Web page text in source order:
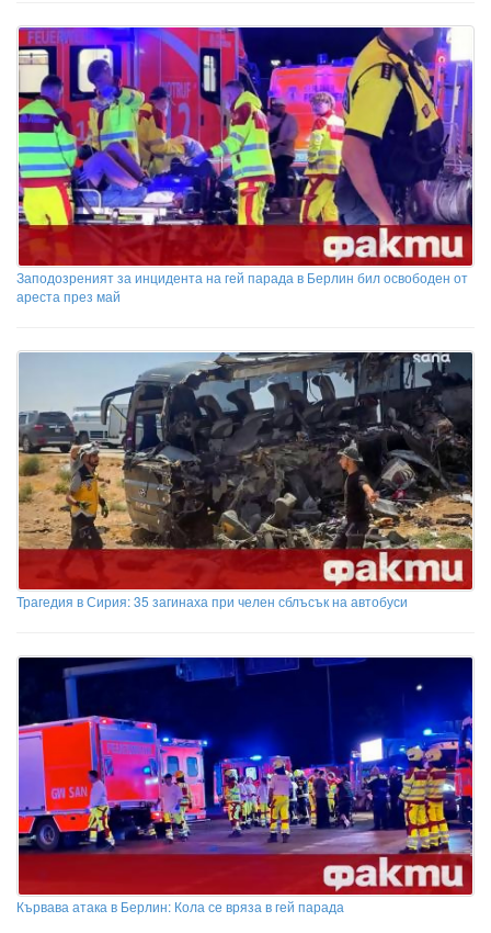
Заподозреният за инцидента на гей парада в Берлин бил освободен от
ареста през май
Трагедия в Сирия: 35 загинаха при челен сблъсък на автобуси
Кървава атака в Берлин: Кола се вряза в гей парада